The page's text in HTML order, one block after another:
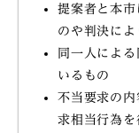
提案者と本
のや判決に
同一人によ
いるもの
不当要求の
求相当行為